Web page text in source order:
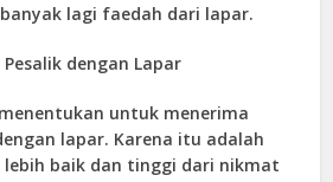
lagi faedah dari lapar.
dengan Lapar
untuk menerima
lapar. Karena itu adalah
baik dan tinggi dari nikmat